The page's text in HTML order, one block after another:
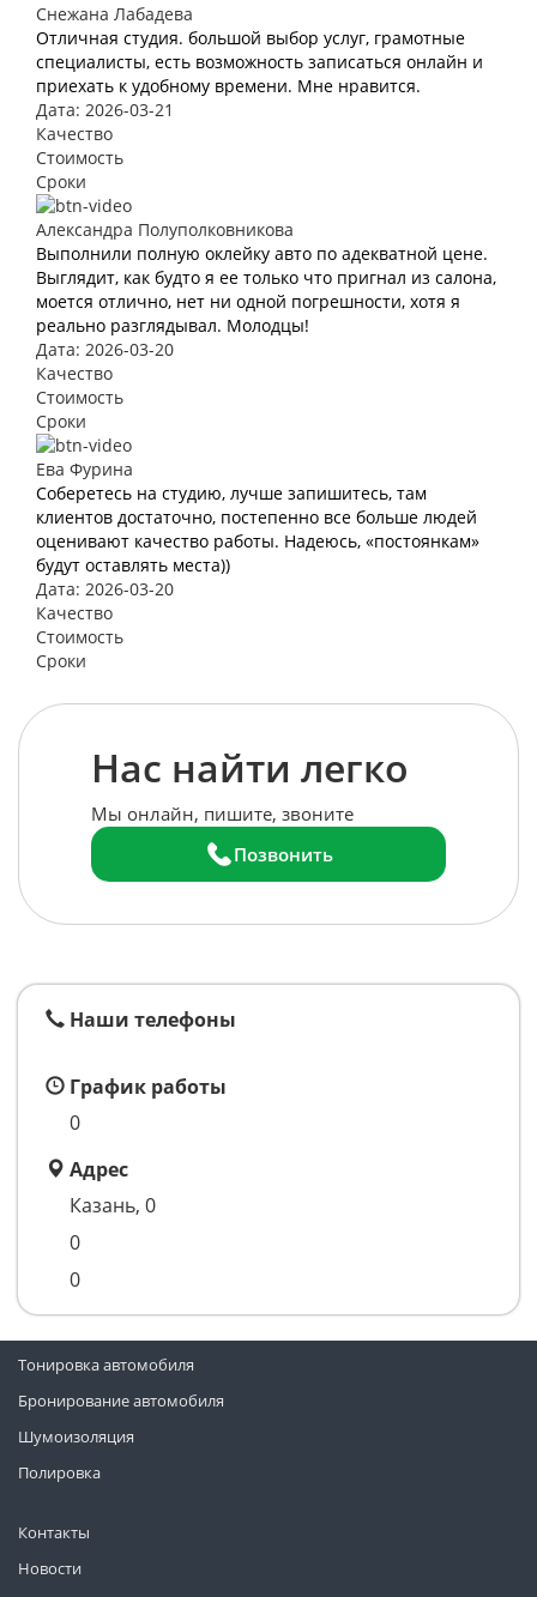
Снежана Лабадева
Отличная студия. большой выбор услуг, грамотные
специалисты, есть возможность записаться онлайн и
приехать к удобному времени. Мне нравится.
Дата: 2026-03-21
Качество
Стоимость
Сроки
Александра Полуполковникова
Выполнили полную оклейку авто по адекватной цене.
Выглядит, как будто я ее только что пригнал из салона,
моется отлично, нет ни одной погрешности, хотя я
реально разглядывал. Молодцы!
Дата: 2026-03-20
Качество
Стоимость
Сроки
Ева Фурина
Соберетесь на студию, лучше запишитесь, там
клиентов достаточно, постепенно все больше людей
оценивают качество работы. Надеюсь, «постоянкам»
будут оставлять места))
Дата: 2026-03-20
Качество
Стоимость
Сроки
Нас найти легко
Мы онлайн, пишите, звоните
Позвонить
Наши телефоны
График работы
0
Адрес
Казань, 0
0
0
Контакты
Новости
Тонировка автомобиля
Бронирование автомобиля
Шумоизоляция
Полировка